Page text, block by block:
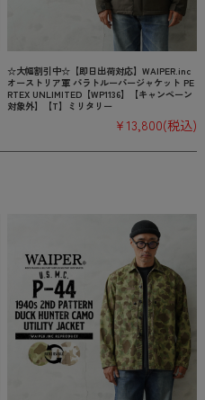
☆大幅割引中☆【即日出荷対応】WAIPER.inc
オーストリア軍 パラトルーパージャケット PE
RTEX UNLIMITED【WP1136】【キャンペーン
対象外】【T】ミリタリー
¥13,800(税込)